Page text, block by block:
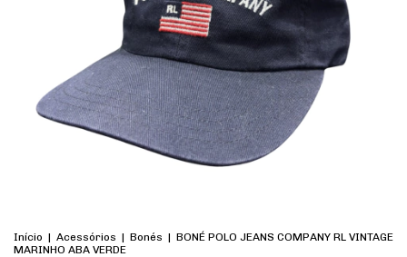
Início | Acessórios | Bonés | BONÉ POLO JEANS COMPANY RL VINTAGE
MARINHO ABA VERDE